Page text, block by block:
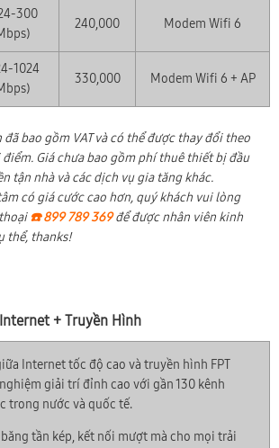
300
240,000 Modem Wifi 6
1024
330,000 Modem Wifi 6 + AP
bao gồm VAT và có thể được thay đổi theo
Giá chưa bao gồm phí thuê thiết bị đầu
tận nhà và các dịch vụ gia tăng khác.
có giá cước cao hơn, quý khách vui lòng
☎️ 899 789 369để được nhân viên kinh
thể, thanks!
+ Truyền Hình
Internet tốc độ cao và truyền hình FPT
giải trí đỉnh cao với gần 130 kênh
trong nước và quốc tế.
tần kép, kết nối mượt mà cho mọi trải